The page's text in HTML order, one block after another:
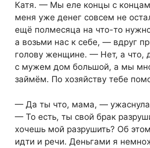
Катя. — Мы еле концы с
меня уже денег совсем не
ещё полмесяца на что-то
а возьми нас к себе, — вдруг
голову женщине. — Нет, а что,
с мужем дом большой, а мы
займём. По хозяйству тебе
— Да ты что, мама, —
— То есть, ты свой брак
хочешь мой разрушить? Об
идти и речи. Деньгами я